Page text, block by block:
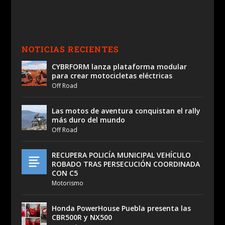
NOTICIAS RECIENTES
CYBRFORM lanza plataforma modular
para crear motocicletas eléctricas
Off Road
Las motos de aventura conquistan el rally
más duro del mundo
Off Road
RECUPERA POLICÍA MUNICIPAL VEHÍCULO
ROBADO TRAS PERSECUCIÓN COORDINADA
CON C5
Motorismo
Honda PowerHouse Puebla presenta las
CBR500R y NX500